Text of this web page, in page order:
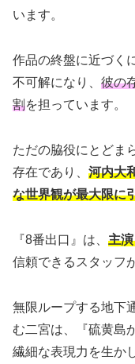
います。
作品の終盤に近づく
不可解になり、 彼の
割を担っています。
ただの脇役にとどま
存在であり、 河内大
な世界観が最大限に
『8番出口』は、 主
信頼できるスタッフ
無限ループする地下
む二宮は、『硫黄島
繊細な表現力を生か